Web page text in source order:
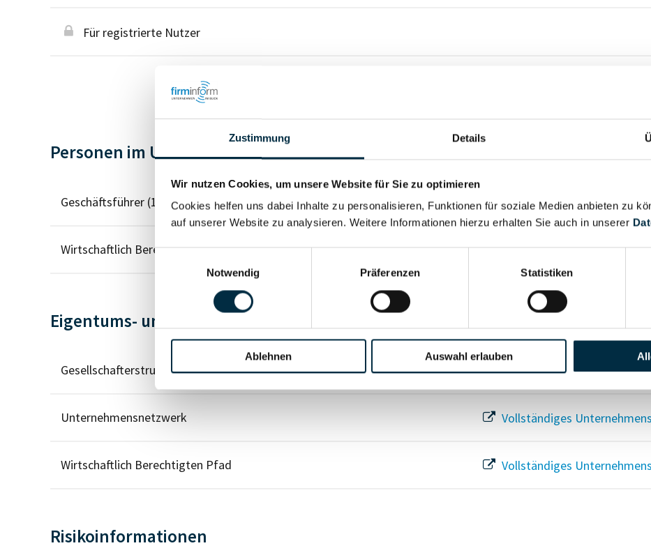
Zustimmung Details
Wir nutzen Cookies, um unsere Website für Sie zu optimieren
Cookies helfen uns dabei Inhalte zu personalisieren, Funktionen für soziale Medien anbieten zu
auf unserer Website zu analysieren. Weitere Informationen hierzu erhalten Sie auch in unserer
Einwilligungsauswahl
Notwendig
Präferenzen Statistiken
Ablehnen Auswahl erlauben
Für registrierte Nutzer
Personen im Unternehmen
Geschäftsführer (1) Für registrierte Nutzer
Wirtschaftlich Berechtigter Vollständiges
Eigentums- und Kontrollstruktur
Gesellschafterstruktur Vollständiges
Unternehmensnetzwerk Vollständiges
Wirtschaftlich Berechtigten Pfad Vollständiges
Risikoinformationen